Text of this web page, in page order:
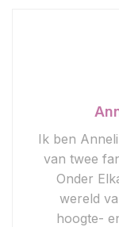
Ik ben
van twee
Onder
wereld
hoogte-